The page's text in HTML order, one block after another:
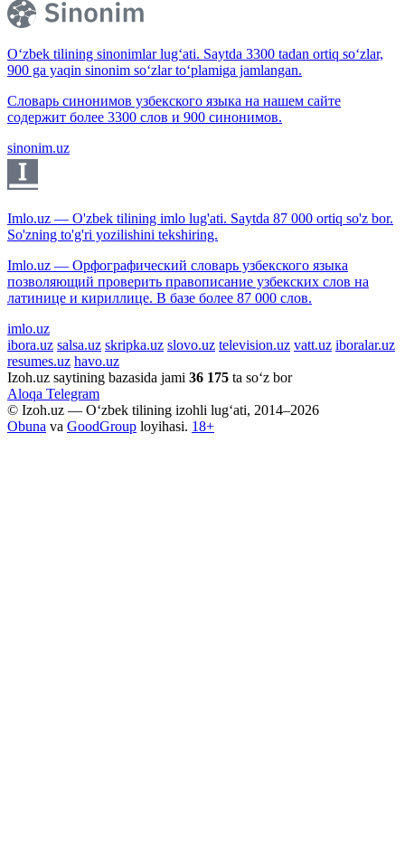
O‘zbek tilining sinonimlar lug‘ati. Saytda 3300 tadan ortiq so‘zlar,
900 ga yaqin sinonim so‘zlar to‘plamiga jamlangan.
Словарь синонимов узбекского языка на нашем сайте
содержит более 3300 слов и 900 синонимов.
sinonim.uz
Imlo.uz — O'zbek tilining imlo lug'ati. Saytda 87 000 ortiq so'z bor.
So'zning to'g'ri yozilishini tekshiring.
Imlo.uz — Орфографический словарь узбекского языка
позволяющий проверить правописание узбекских слов на
латинице и кириллице. В базе более 87 000 слов.
imlo.uz
ibora.uz salsa.uz skripka.uz slovo.uz television.uz vatt.uz iboralar.uz
resumes.uz havo.uz
Izoh.uz saytining bazasida jami 36 175 ta so‘z bor
Aloqa Telegram
© Izoh.uz — O‘zbek tilining izohli lug‘ati, 2014–2026
Obuna va GoodGroup loyihasi. 18+